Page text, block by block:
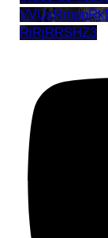
RiRjRRSHZ3